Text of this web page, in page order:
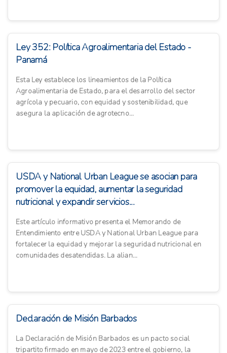
Ley 352: Política Agroalimentaria del Estado -
Panamá
Esta Ley establece los lineamientos de la Política
Agroalimentaria de Estado, para el desarrollo del sector
agrícola y pecuario, con equidad y sostenibilidad, que
asegura la aplicación de agrotecno...
USDA y National Urban League se asocian para
promover la equidad, aumentar la seguridad
nutricional y expandir servicios...
Este artículo informativo presenta el Memorando de
Entendimiento entre USDA y National Urban League para
fortalecer la equidad y mejorar la seguridad nutricional en
comunidades desatendidas. La alian...
Declaración de Misión Barbados
La Declaración de Misión Barbados es un pacto social
tripartito firmado en mayo de 2023 entre el gobierno, la